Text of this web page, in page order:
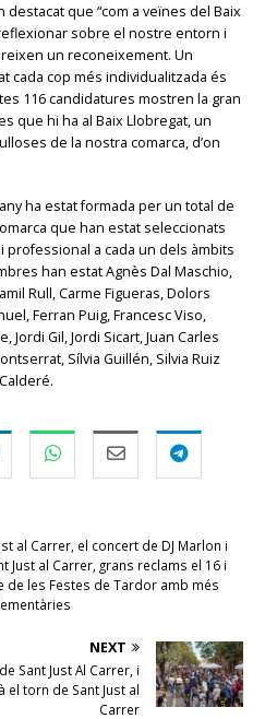
que “com a veïnes del Baix
sobre el nostre entorn i
un reconeixement. Un
cada cop més individualitzada és
116 candidatures mostren la gran
que hi ha al Baix Llobregat, un
de la nostra comarca, d’on
ha estat formada per un total de
que han estat seleccionats
professional a cada un dels àmbits
han estat Agnès Dal Maschio,
Rull, Carme Figueras, Dolors
Ferran Puig, Francesc Viso,
Jordi Gil, Jordi Sicart, Juan Carles
Sílvia Guillén, Silvia Ruiz
al Carrer, el concert de DJ Marlon i
Just al Carrer, grans reclams el 16 i
de les Festes de Tardor amb més
NEXT
Sant Just Al Carrer, i
el torn de Sant Just al
Carrer